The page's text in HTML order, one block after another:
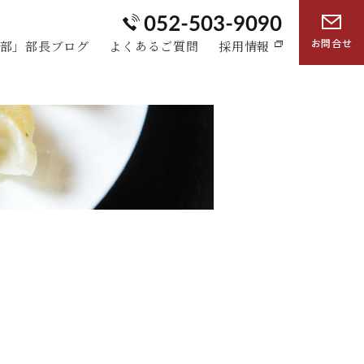
部」部長ブログ よくあるご質問 採用情報 お問合せ